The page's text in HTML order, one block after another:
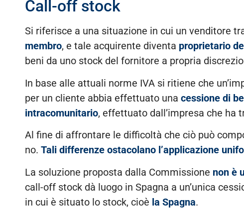
Call-off stock
Si riferisce a una situazione in cui un venditore
membro, e tale acquirente diventa proprietario
beni da uno stock del fornitore a propria
In base alle attuali norme IVA si ritiene che
per un cliente abbia effettuato una cessione di
intracomunitario, effettuato dall’impresa che ha
Al fine di affrontare le difficoltà che ciò può
no. Tali differenze ostacolano l’applicazione
La soluzione proposta dalla Commissione non è
call-off stock dà luogo in Spagna a un’unica
in cui è situato lo stock, cioè la Spagna.